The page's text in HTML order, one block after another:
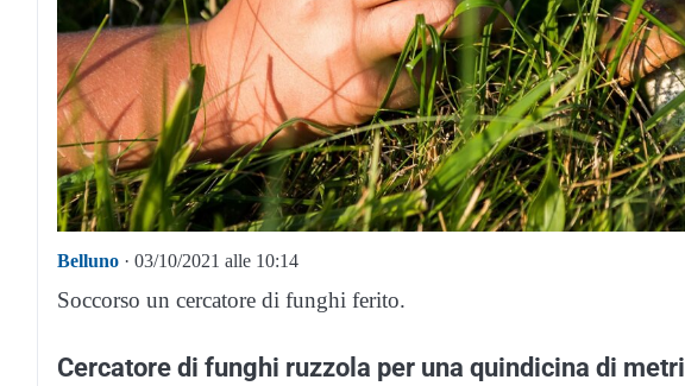
Belluno · 03/10/2021 alle 10:14
Soccorso un cercatore di funghi ferito.
Cercatore di funghi ruzzola per una quindicina di metri